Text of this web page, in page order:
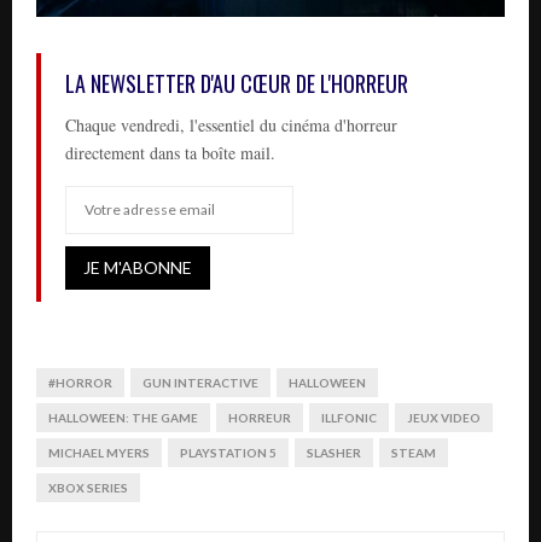
LA NEWSLETTER D'AU CŒUR DE L'HORREUR
Chaque vendredi, l'essentiel du cinéma d'horreur
directement dans ta boîte mail.
#HORROR GUN INTERACTIVE HALLOWEEN
HALLOWEEN: THE GAME HORREUR ILLFONIC JEUX VIDEO
MICHAEL MYERS PLAYSTATION 5 SLASHER STEAM
XBOX SERIES